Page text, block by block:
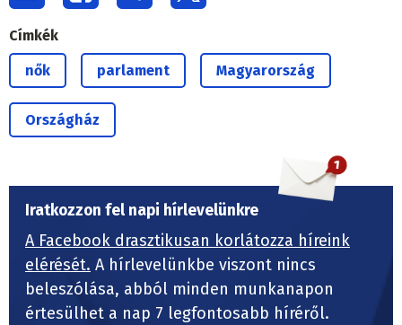
Címkék
nők parlament Magyarország
Országház
Iratkozzon fel napi hírlevelünkre
A Facebook drasztikusan korlátozza híreink
elérését. A hírlevelünkbe viszont nincs
beleszólása, abból minden munkanapon
értesülhet a nap 7 legfontosabb híréről.